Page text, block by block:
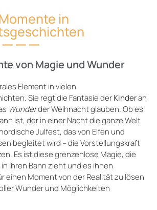
in
von Magie und Wunder
Element in vielen
Sie regt die Fantasie derKinderan
Wunderder Weihnacht glauben. Ob es
ist, der in einer Nacht die ganze Welt
Julfest, das von Elfen und
begleitet wird – die Vorstellungskraft
Es ist diese grenzenlose Magie, die
ihren Bann zieht und es ihnen
einen Moment von der Realität zu lösen
Wunder und Möglichkeiten